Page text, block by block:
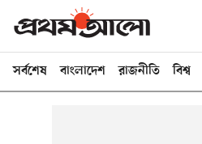
সর্বশেষ বাংলাদেশ রাজনীতি বিশ্ব